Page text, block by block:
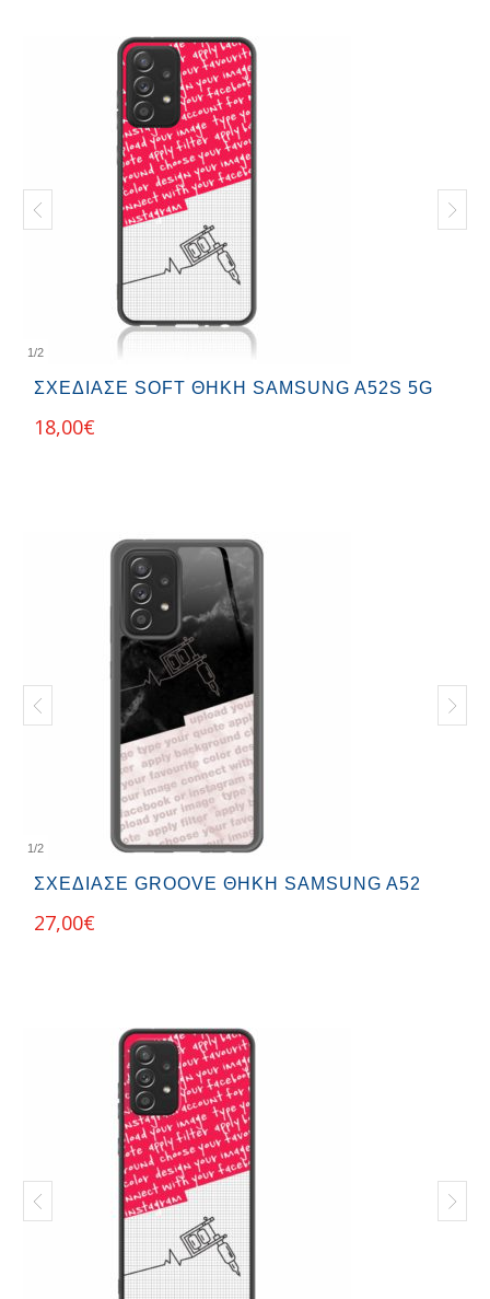
1/2
ΣΧΕΔΊΑΣΕ SOFT ΘΉΚΗ SAMSUNG A52S 5G
18,00€
1/2
ΣΧΕΔΊΑΣΕ GROOVE ΘΉΚΗ SAMSUNG A52
27,00€